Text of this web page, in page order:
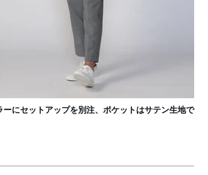
ーにセットアップを別注、ポケットはサテン生地で